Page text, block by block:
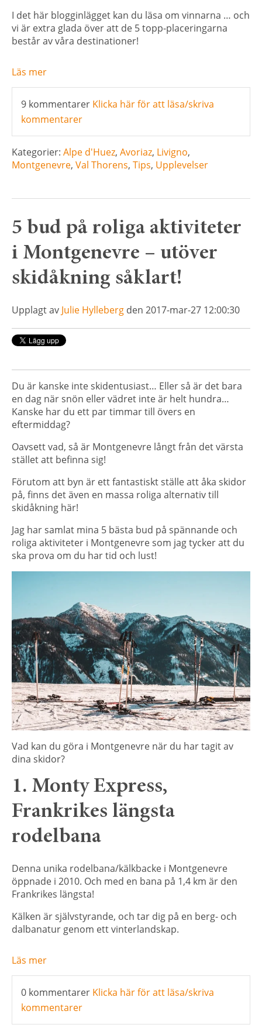
I det här blogginlägget kan du läsa om vinnarna … och
vi är extra glada över att de 5 topp-placeringarna
består av våra destinationer!
Läs mer
9 kommentarer Klicka här för att läsa/skriva
kommentarer
Kategorier: Alpe d'Huez, Avoriaz, Livigno,
Montgenevre, Val Thorens, Tips, Upplevelser
5 bud på roliga aktiviteter
i Montgenevre – utöver
skidåkning såklart!
Upplagt av Julie Hylleberg den 2017-mar-27 12:00:30
Du är kanske inte skidentusiast… Eller så är det bara
en dag när snön eller vädret inte är helt hundra…
Kanske har du ett par timmar till övers en
eftermiddag?
Oavsett vad, så är Montgenevre långt från det värsta
stället att befinna sig!
Förutom att byn är ett fantastiskt ställe att åka skidor
på, finns det även en massa roliga alternativ till
skidåkning här!
Jag har samlat mina 5 bästa bud på spännande och
roliga aktiviteter i Montgenevre som jag tycker att du
ska prova om du har tid och lust!
Vad kan du göra i Montgenevre när du har tagit av
dina skidor?
1. Monty Express,
Frankrikes längsta
rodelbana
Denna unika rodelbana/kälkbacke i Montgenevre
öppnade i 2010. Och med en bana på 1,4 km är den
Frankrikes längsta!
Kälken är självstyrande, och tar dig på en berg- och
dalbanatur genom ett vinterlandskap.
Läs mer
0 kommentarer Klicka här för att läsa/skriva
kommentarer